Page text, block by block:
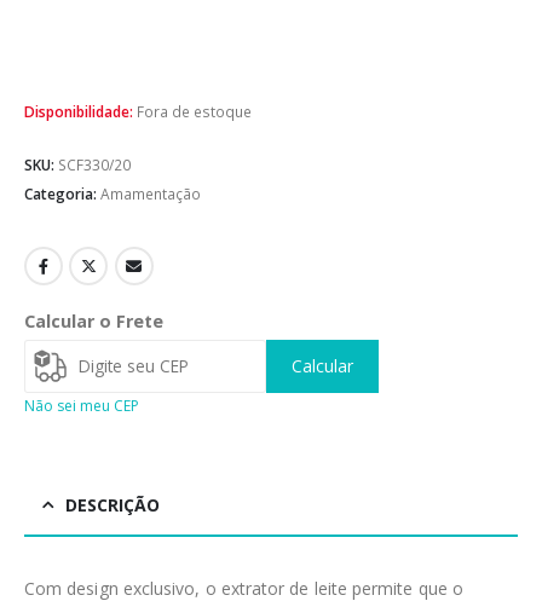
Disponibilidade: Fora de estoque
SKU: SCF330/20
Categoria: Amamentação
Calcular o Frete
Calcular
Não sei meu CEP
DESCRIÇÃO
Com design exclusivo, o extrator de leite permite que o